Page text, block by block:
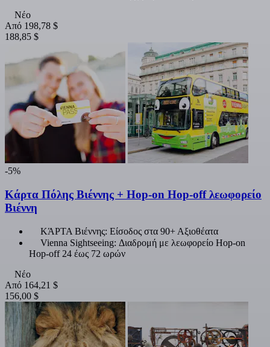
Νέο
Από 198,78 $
188,85 $
-5%
Κάρτα Πόλης Βιέννης + Hop-on Hop-off λεωφορείο
Βιέννη
ΚΆΡΤΑ Βιέννης: Είσοδος στα 90+ Αξιοθέατα
Vienna Sightseeing: Διαδρομή με λεωφορείο Hop-on
Hop-off 24 έως 72 ωρών
Νέο
Από 164,21 $
156,00 $